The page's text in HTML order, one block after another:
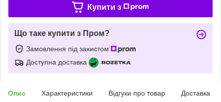
Купити з
Що таке купити з Пром?
Замовлення під захистом
Доступна доставка
Опис Характеристики Відгуки про товар Доставка